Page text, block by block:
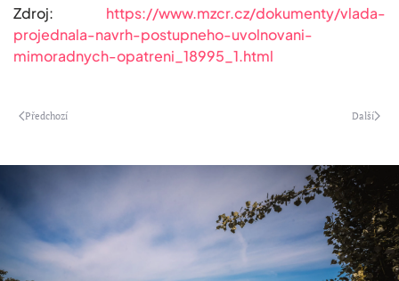
Zdroj: https://www.mzcr.cz/dokumenty/vlada-
projednala-navrh-postupneho-uvolnovani-
mimoradnych-opatreni_18995_1.html
Předchozí Další